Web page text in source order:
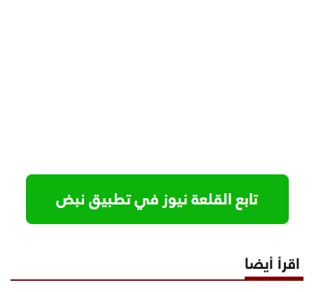
اقرأ أيضا